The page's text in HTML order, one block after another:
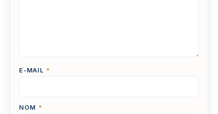
E-MAIL *
NOM *